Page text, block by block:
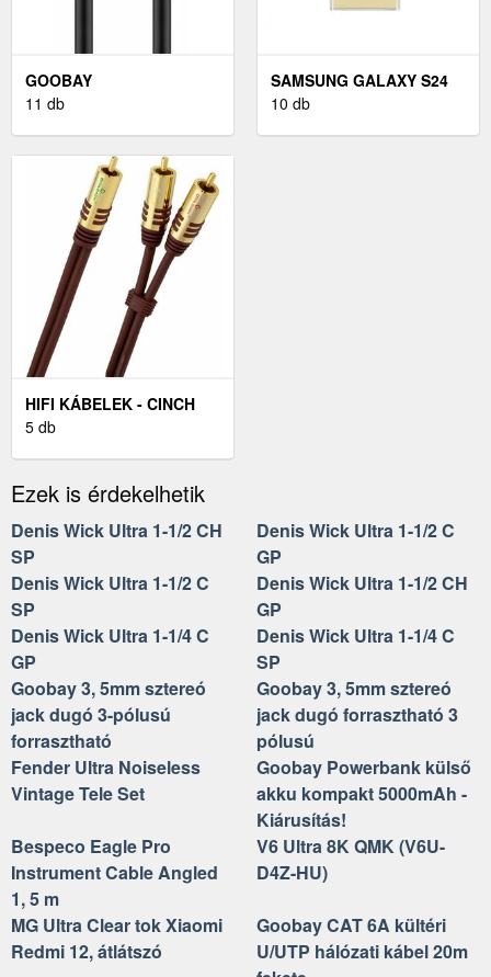
GOOBAY
ANTENNAKÁBEL KOAX-
11 db
SAMSUNG GALAXY S24
ULTRA TOK - ÁTLÁTSZÓ
10 db
HIFI KÁBELEK - CINCH
KÁBELEK
5 db
Ezek is érdekelhetik
Denis Wick Ultra 1-1/2 CH
SP
Denis Wick Ultra 1-1/2 C
GP
Denis Wick Ultra 1-1/2 C
SP
Denis Wick Ultra 1-1/2 CH
GP
Denis Wick Ultra 1-1/4 C
GP
Denis Wick Ultra 1-1/4 C
SP
Goobay 3, 5mm sztereó
jack dugó 3-pólusú
forrasztható
Goobay 3, 5mm sztereó
jack dugó forrasztható 3
pólusú
Fender Ultra Noiseless
Vintage Tele Set
Goobay Powerbank külső
akku kompakt 5000mAh -
Kiárusítás!
Bespeco Eagle Pro
Instrument Cable Angled
1, 5 m
V6 Ultra 8K QMK (V6U-
D4Z-HU)
MG Ultra Clear tok Xiaomi
Redmi 12, átlátszó
Goobay CAT 6A kültéri
U/UTP hálózati kábel 20m